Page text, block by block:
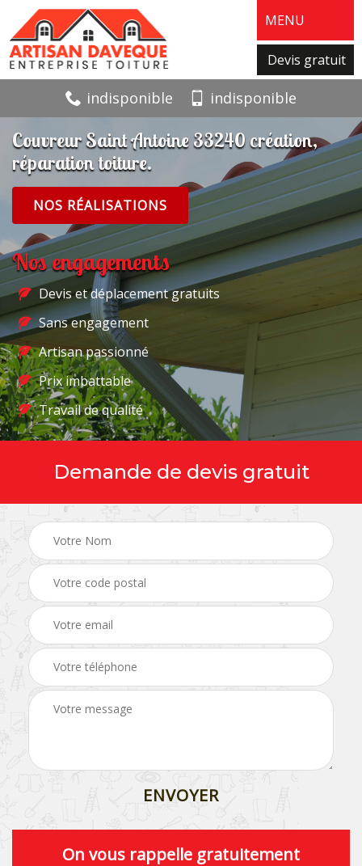
MENU
Devis gratuit
indisponible indisponible
Couvreur Saint Antoine 33240 création,
réparation toiture.
NOS RÉALISATIONS
Nos engagements
Devis et déplacement gratuits
Sans engagement
Artisan passionné
Prix imbattable
Travail de qualité
Demande de devis gratuit
On vous rappelle gratuitement